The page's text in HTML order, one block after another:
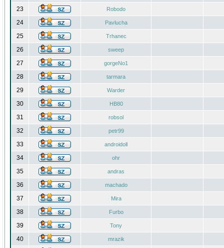
23 Robodo
24 Pavlucha
25 Trhanec
26 sweep
27 gorgeNo1
28 tarmara
29 Warder
30 HB80
31 robsol
32 petr99
33 androidoll
34 ohr
35 andras
36 machado
37 Mira
38 Furbo
39 Tony
40 mrazik